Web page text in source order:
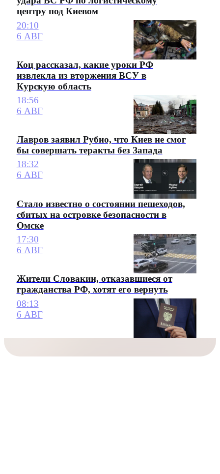
центру под Киевом
20:10
6 АВГ
Коц рассказал, какие уроки РФ
извлекла из вторжения ВСУ в
Курскую область
18:56
6 АВГ
Лавров заявил Рубио, что Киев не смог
бы совершать теракты без Запада
18:32
6 АВГ
Стало известно о состоянии пешеходов,
сбитых на островке безопасности в
Омске
17:30
6 АВГ
Жители Словакии, отказавшиеся от
гражданства РФ, хотят его вернуть
08:13
6 АВГ